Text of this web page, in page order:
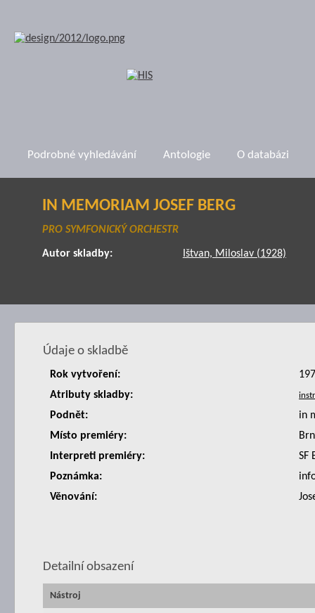
Podrobné vyhledávání Antologie O databázi
IN MEMORIAM JOSEF BERG
PRO SYMFONICKÝ ORCHESTR
Autor skladby: Ištvan, Miloslav (1928)
Údaje o skladbě
Rok vytvoření:
Atributy skladby:
Podnět:
in
Místo premiéry:
Interpreti premiéry:
SF
Poznámka:
Věnování:
Detailní obsazení
Nástroj